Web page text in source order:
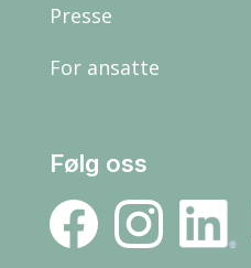
Presse
For ansatte
Følg oss